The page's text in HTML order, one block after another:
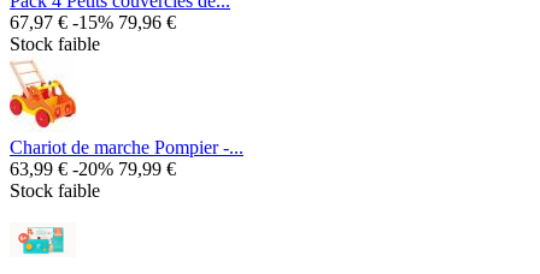
67,97 € -15% 79,96 €
Stock faible
Chariot de marche Pompier -...
63,99 € -20% 79,99 €
Stock faible